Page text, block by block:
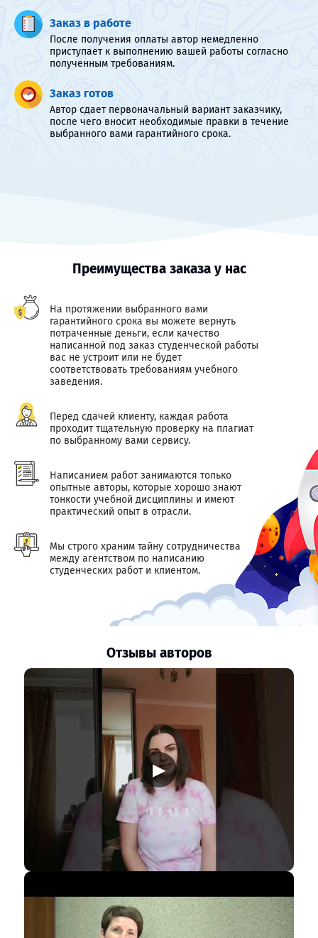
Заказ в работе
После получения оплаты автор немедленно
приступает к выполнению вашей работы согласно
полученным требованиям.
Заказ готов
Автор сдает первоначальный вариант заказчику,
после чего вносит необходимые правки в течение
выбранного вами гарантийного срока.
Преимущества заказа у нас
На протяжении выбранного вами
гарантийного срока вы можете вернуть
потраченные деньги, если качество
написанной под заказ студенческой работы
вас не устроит или не будет
соответствовать требованиям учебного
заведения.
Перед сдачей клиенту, каждая работа
проходит тщательную проверку на плагиат
по выбранному вами сервису.
Написанием работ занимаются только
опытные авторы, которые хорошо знают
тонкости учебной дисциплины и имеют
практический опыт в отрасли.
Мы строго храним тайну сотрудничества
между агентством по написанию
студенческих работ и клиентом.
Отзывы авторов
▶